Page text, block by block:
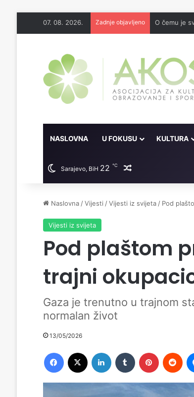
07. 08. 2026. Zadnje objavljeno O čemu je
NASLOVNA U FOKUSU KULTURA
Sarajevo, BiH 22 ℃ Random članak
Naslovna /Vijesti /Vijesti iz svijeta / Pod
Vijesti iz svijeta
Pod plaštom
trajni
Gaza je trenutno u trajnom
normalan život
13/05/2026